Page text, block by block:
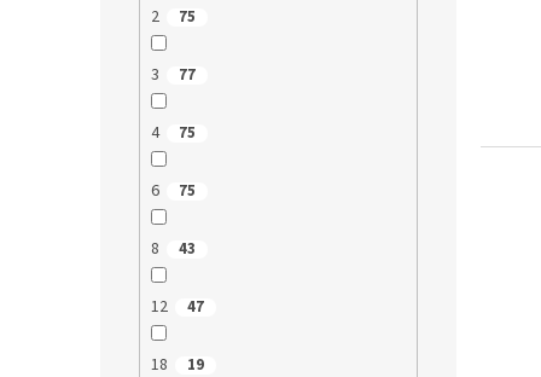
2 75
3 77
4 75
6 75
8 43
12 47
18 19